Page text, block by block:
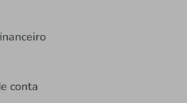
conta